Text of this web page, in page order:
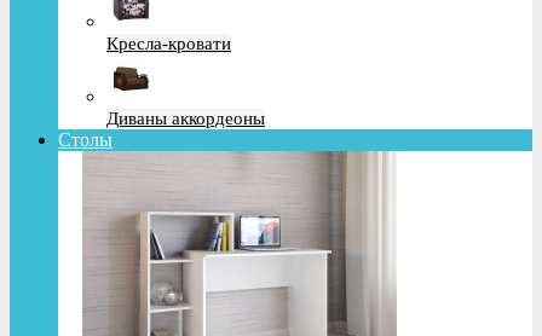
Кресла-кровати
Диваны аккордеоны
Столы